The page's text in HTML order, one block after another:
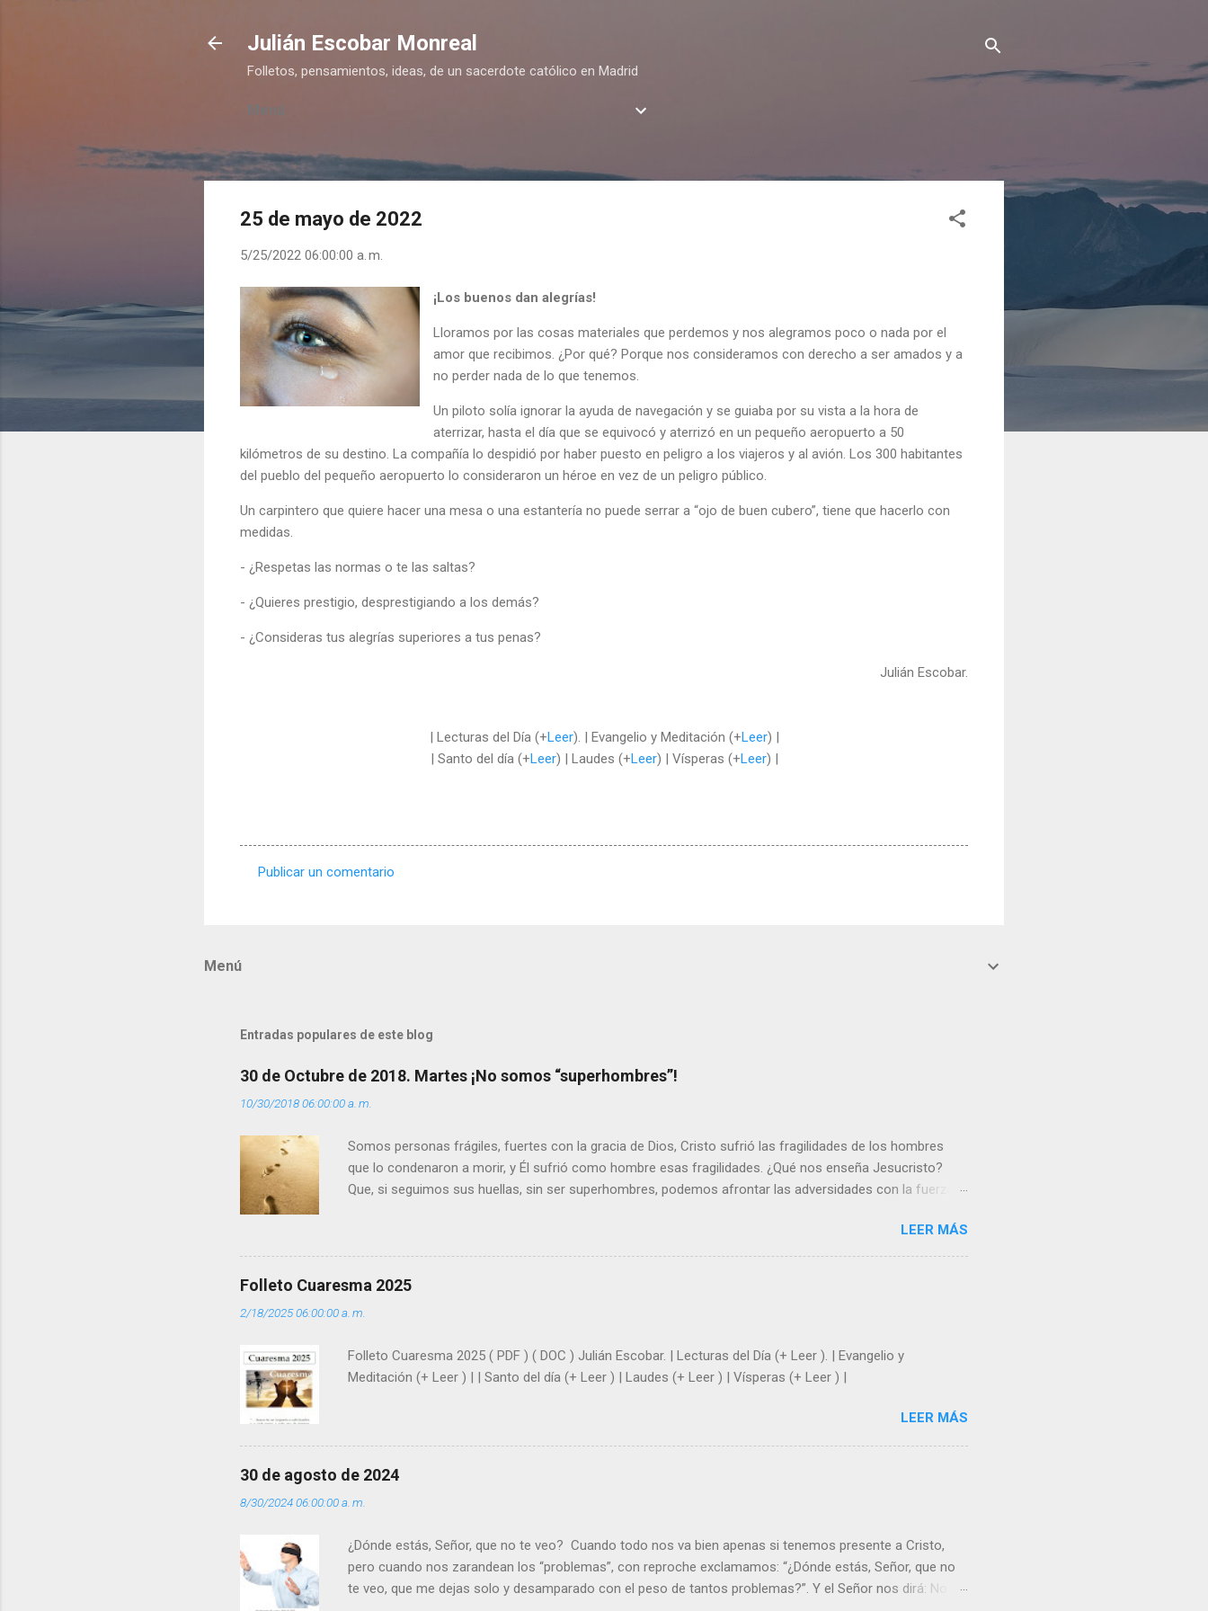
Julián Escobar Monreal
Folletos, pensamientos, ideas, de un sacerdote católico en Madrid
Menú
25 de mayo de 2022
5/25/2022 06:00:00 a. m.
¡Los buenos dan alegrías!
Lloramos por las cosas materiales que perdemos y nos alegramos poco o nada por el
amor que recibimos. ¿Por qué? Porque nos consideramos con derecho a ser amados y a
no perder nada de lo que tenemos.
Un piloto solía ignorar la ayuda de navegación y se guiaba por su vista a la hora de
aterrizar, hasta el día que se equivocó y aterrizó en un pequeño aeropuerto a 50
kilómetros de su destino. La compañía lo despidió por haber puesto en peligro a los viajeros y al avión. Los 300 habitantes
del pueblo del pequeño aeropuerto lo consideraron un héroe en vez de un peligro público.
Un carpintero que quiere hacer una mesa o una estantería no puede serrar a “ojo de buen cubero”, tiene que hacerlo con
medidas.
- ¿Respetas las normas o te las saltas?
- ¿Quieres prestigio, desprestigiando a los demás?
- ¿Consideras tus alegrías superiores a tus penas?
Julián Escobar.
| Lecturas del Día (+Leer). | Evangelio y Meditación (+Leer) |
| Santo del día (+Leer) | Laudes (+Leer) | Vísperas (+Leer) |
a
Publicar un comentario
Menú
Entradas populares de este blog
30 de Octubre de 2018. Martes ¡No somos “superhombres”!
10/30/2018 06:00:00 a. m.
Somos personas frágiles, fuertes con la gracia de Dios, Cristo sufrió las fragilidades de los hombres
que lo condenaron a morir, y Él sufrió como hombre esas fragilidades. ¿Qué nos enseña Jesucristo?
Que, si seguimos sus huellas, sin ser superhombres, podemos afrontar las adversidades con la fuerza y
que los demás se sientan acompañados y protegidos por nosotros. “ Señor, soy un árbol sin frutos,
pero tú me das la savia para que al menos mis ramas y hojas den sombra en los días del sol abrasador
”. - ¿Te sientes super hombre? - ¿Superas tu fragilidad con la gracia de Dios? Julián Escobar. | Lecturas
(+ Leer ) |
LEER MÁS
Folleto Cuaresma 2025
2/18/2025 06:00:00 a. m.
Folleto Cuaresma 2025 ( PDF ) ( DOC ) Julián Escobar. | Lecturas del Día (+ Leer ). | Evangelio y
Meditación (+ Leer ) | | Santo del día (+ Leer ) | Laudes (+ Leer ) | Vísperas (+ Leer ) |
LEER MÁS
30 de agosto de 2024
8/30/2024 06:00:00 a. m.
¿Dónde estás, Señor, que no te veo? Cuando todo nos va bien apenas si tenemos presente a Cristo,
pero cuando nos zarandean los “problemas”, con reproche exclamamos: “¿Dónde estás, Señor, que no
te veo, que me dejas solo y desamparado con el peso de tantos problemas?”. Y el Señor nos dirá: No